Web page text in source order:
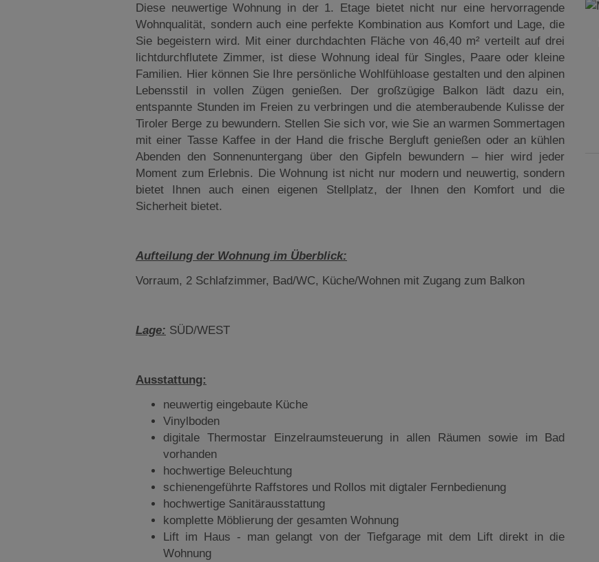
Diese neuwertige Wohnung in der 1. Etage bietet nicht nur eine hervorragende
Wohnqualität, sondern auch eine perfekte Kombination aus Komfort und Lage, die
Sie begeistern wird. Mit einer durchdachten Fläche von 46,40 m² verteilt auf drei
lichtdurchflutete Zimmer, ist diese Wohnung ideal für Singles, Paare oder kleine
Familien. Hier können Sie Ihre persönliche Wohlfühloase gestalten und den alpinen
Lebensstil in vollen Zügen genießen. Der großzügige Balkon lädt dazu ein,
entspannte Stunden im Freien zu verbringen und die atemberaubende Kulisse der
Tiroler Berge zu bewundern. Stellen Sie sich vor, wie Sie an warmen Sommertagen
mit einer Tasse Kaffee in der Hand die frische Bergluft genießen oder an kühlen
Abenden den Sonnenuntergang über den Gipfeln bewundern – hier wird jeder
Moment zum Erlebnis. Die Wohnung ist nicht nur modern und neuwertig, sondern
bietet Ihnen auch einen eigenen Stellplatz, der Ihnen den Komfort und die
Sicherheit bietet.
Aufteilung der Wohnung im Überblick:
Vorraum, 2 Schlafzimmer, Bad/WC, Küche/Wohnen mit Zugang zum Balkon
Lage: SÜD/WEST
Ausstattung:
neuwertig eingebaute Küche
Vinylboden
digitale Thermostar Einzelraumsteuerung in allen Räumen sowie im Bad
vorhanden
hochwertige Beleuchtung
schienengeführte Raffstores und Rollos mit digtaler Fernbedienung
hochwertige Sanitärausstattung
komplette Möblierung der gesamten Wohnung
Lift im Haus - man gelangt von der Tiefgarage mit dem Lift direkt in die
Wohnung